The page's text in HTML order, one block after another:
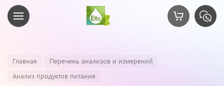
Главная
Перечень анализов и измерений
Анализ продуктов питания